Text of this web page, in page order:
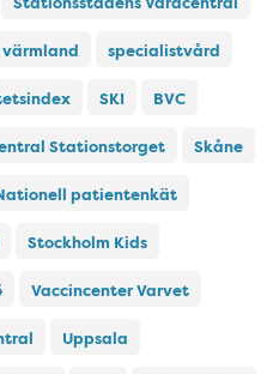
värmland specialistvård
SKI BVC
Stationstorget Skåne
patientenkät
Stockholm Kids
Vaccincenter Varvet
Uppsala